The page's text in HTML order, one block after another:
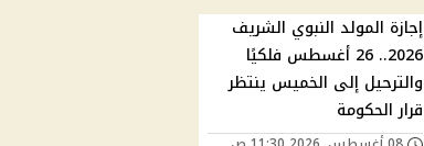
إجازة المولد النبوي الشريف
2026.. 26 أغسطس فلكيًا
والترحيل إلى الخميس ينتظر
قرار الحكومة